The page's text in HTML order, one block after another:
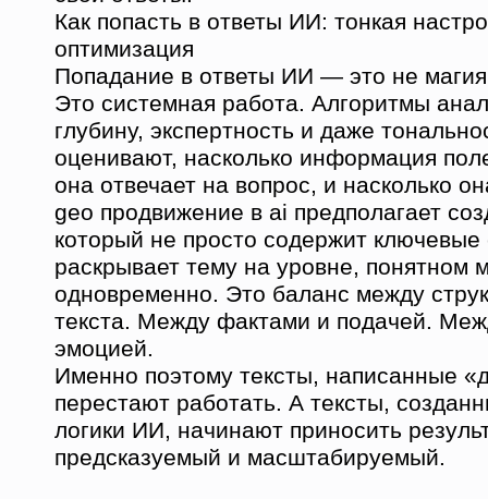
Как попасть в ответы ИИ: тонкая
оптимизация
Попадание в ответы ИИ — это не
Это системная работа. Алгоритмы
глубину, экспертность и даже
оценивают, насколько информация
она отвечает на вопрос, и насколько
geo продвижение в ai предполагает
который не просто содержит ключевые
раскрывает тему на уровне, понятном
одновременно. Это баланс между
текста. Между фактами и подачей.
эмоцией.
Именно поэтому тексты, написанные
перестают работать. А тексты,
логики ИИ, начинают приносить
предсказуемый и масштабируемый.